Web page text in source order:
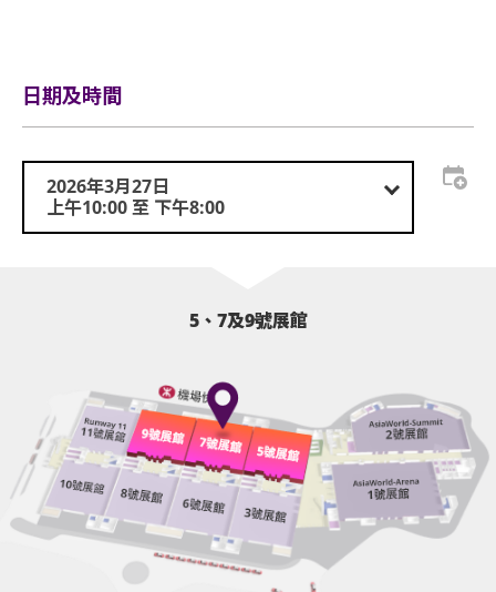
- Happy Friday大放送
- 消費賞・點揀都有賞
適逢兒童節及復活節，家長可陪伴子女一同「寓學於
樂」，共度溫馨時光。無論是發掘精美圖書、探索新事物
或盡情玩樂等，兒童書展都是今個兒童節及復活節的親子
兒童書展暨超級親子用品展 (childrensbookfair.com.hk)
日期及時間
2026年3月27日
上午10:00 至 下午8:00
5、7及9號展館